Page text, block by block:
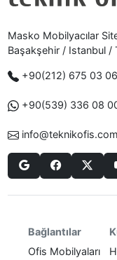
Masko Mobilyacılar
Başakşehir / Istanbul /
+90(212) 675 03 06
+90(539) 336 08
info@teknikofis.com
Bağlantılar
Ofis Mobilyaları